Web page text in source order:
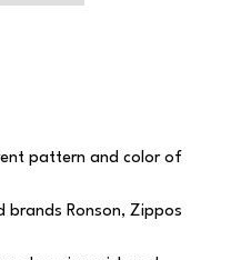
pattern and color of
brands Ronson, Zippos